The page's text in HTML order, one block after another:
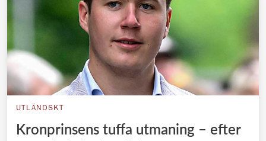
UTLÄNDSKT
Kronprinsens tuffa utmaning – efter